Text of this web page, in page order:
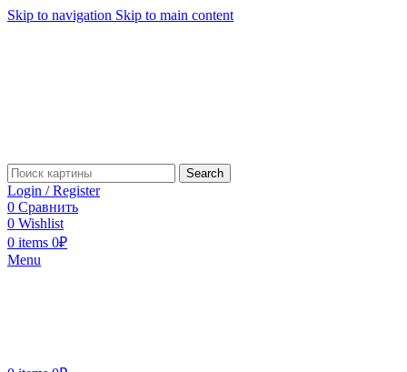
Skip to navigation Skip to main content
Search
Login / Register
0 Сравнить
0 Wishlist
0 items 0₽
Menu